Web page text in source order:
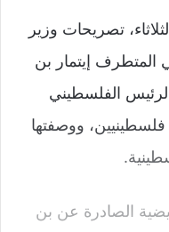
تصريحات وزير
المتطرف إيتمار بن
الفلسطيني
ووصفتها
الصادرة عن بن